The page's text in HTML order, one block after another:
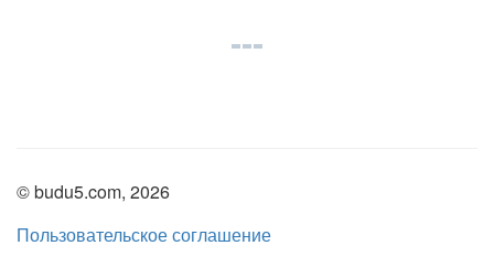
© budu5.com, 2026
Пользовательское соглашение